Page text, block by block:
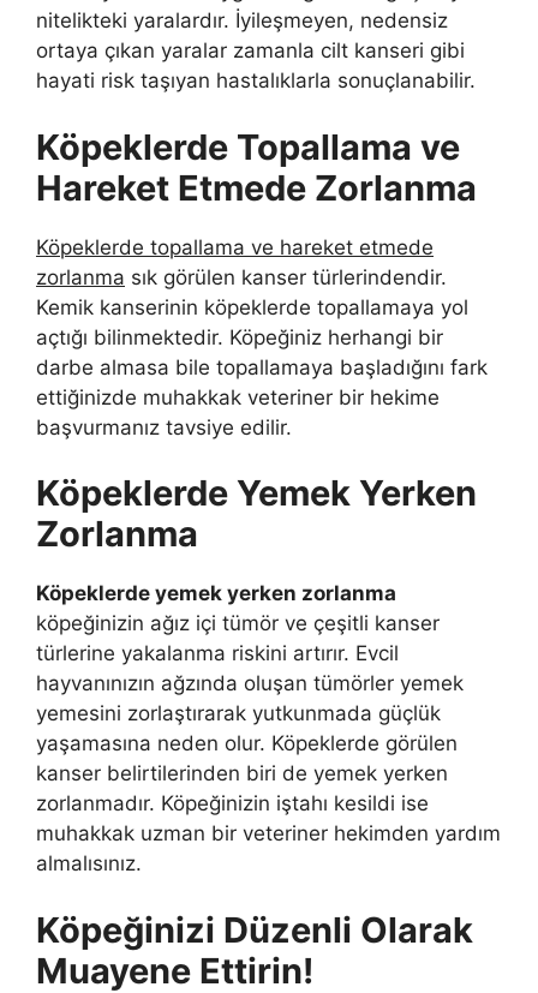
nitelikteki yaralardır. İyileşmeyen, nedensiz
ortaya çıkan yaralar zamanla cilt kanseri gibi
hayati risk taşıyan hastalıklarla sonuçlanabilir.
Köpeklerde Topallama ve
Hareket Etmede Zorlanma
Köpeklerde topallama ve hareket etmede
zorlanma sık görülen kanser türlerindendir.
Kemik kanserinin köpeklerde topallamaya yol
açtığı bilinmektedir. Köpeğiniz herhangi bir
darbe almasa bile topallamaya başladığını fark
ettiğinizde muhakkak veteriner bir hekime
başvurmanız tavsiye edilir.
Köpeklerde Yemek Yerken
Zorlanma
Köpeklerde yemek yerken zorlanma
köpeğinizin ağız içi tümör ve çeşitli kanser
türlerine yakalanma riskini artırır. Evcil
hayvanınızın ağzında oluşan tümörler yemek
yemesini zorlaştırarak yutkunmada güçlük
yaşamasına neden olur. Köpeklerde görülen
kanser belirtilerinden biri de yemek yerken
zorlanmadır. Köpeğinizin iştahı kesildi ise
muhakkak uzman bir veteriner hekimden yardım
almalısınız.
Köpeğinizi Düzenli Olarak
Muayene Ettirin!